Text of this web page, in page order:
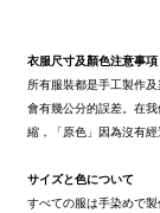
衣服尺寸及顏色注意事項
所有服裝都是手工製作
會有幾公分的誤差。在
縮，「原色」因為沒有經
サイズと色について
すべての服は手染めで